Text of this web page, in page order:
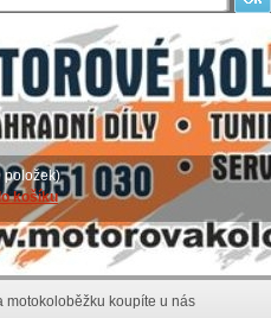
košíku
motokoloběžku koupíte u nás